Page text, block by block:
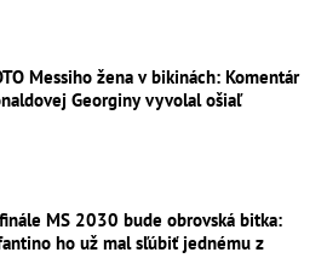
Messiho žena v bikinách: Komentár
Georginy vyvolal ošiaľ
MS 2030 bude obrovská bitka:
ho už mal sľúbiť jednému z